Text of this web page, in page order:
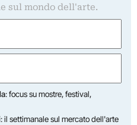
sul mondo dell'arte.
: focus su mostre, festival,
: il settimanale sul mercato dell'arte